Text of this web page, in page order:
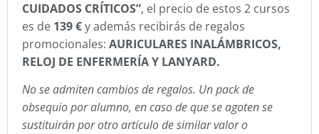
CUIDADOS CRÍTICOS”, el precio de estos 2 cursos
es de 139 €y además recibirás de regalos
promocionales: AURICULARES INALÁMBRICOS,
RELOJ DE ENFERMERÍAY LANYARD.
No se admiten cambios de regalos. Un pack de
obsequio por alumno, en caso de que se agoten se
sustituirán por otro artículo de similar valor o